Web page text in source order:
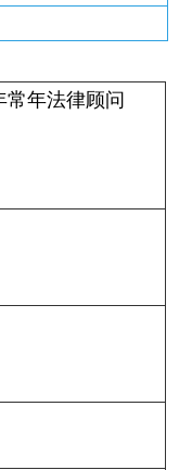
常年法律顾问